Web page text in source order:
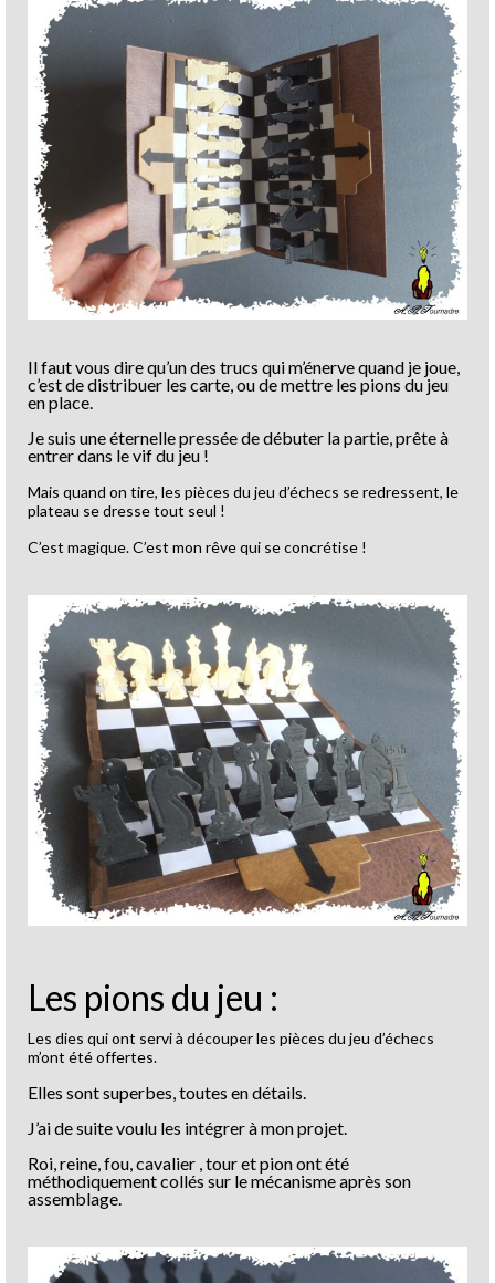
Il faut vous dire qu’un des trucs qui m’énerve quand je joue,
c’est de distribuer les carte, ou de mettre les pions du jeu
en place.
Je suis une éternelle pressée de débuter la partie, prête à
entrer dans le vif du jeu !
Mais quand on tire, les pièces du jeu d’échecs se redressent, le
plateau se dresse tout seul !
C’est magique. C’est mon rêve qui se concrétise !
Les pions du jeu :
Les dies qui ont servi à découper les pièces du jeu d’échecs
m’ont été offertes.
Elles sont superbes, toutes en détails.
J’ai de suite voulu les intégrer à mon projet.
Roi, reine, fou, cavalier , tour et pion ont été
méthodiquement collés sur le mécanisme après son
assemblage.